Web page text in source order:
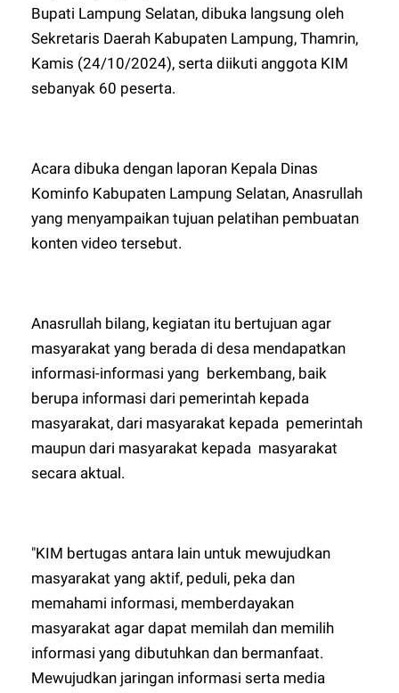
Bupati Lampung Selatan, dibuka langsung oleh
Sekretaris Daerah Kabupaten Lampung, Thamrin,
Kamis (24/10/2024), serta diikuti anggota KIM
sebanyak 60 peserta.
Acara dibuka dengan laporan Kepala Dinas
Kominfo Kabupaten Lampung Selatan, Anasrullah
yang menyampaikan tujuan pelatihan pembuatan
konten video tersebut.
Anasrullah bilang, kegiatan itu bertujuan agar
masyarakat yang berada di desa mendapatkan
informasi-informasi yang berkembang, baik
berupa informasi dari pemerintah kepada
masyarakat, dari masyarakat kepada pemerintah
maupun dari masyarakat kepada masyarakat
secara aktual.
"KIM bertugas antara lain untuk mewujudkan
masyarakat yang aktif, peduli, peka dan
memahami informasi, memberdayakan
masyarakat agar dapat memilah dan memilih
informasi yang dibutuhkan dan bermanfaat.
Mewujudkan jaringan informasi serta media